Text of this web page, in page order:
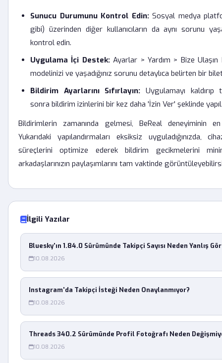
Sunucu Durumunu Kontrol Edin:Sosyal medya
gibi) üzerinden diğer kullanıcıların da aynı sorunu
kontrol edin.
Uygulama İçi Destek:Ayarlar > Yardım > Bize Ulaşın
modelinizi ve yaşadığınız sorunu detaylıca belirten bir
Bildirim Ayarlarını Sıfırlayın: Uygulamayı
sonra bildirim izinlerini bir kez daha 'İzin Ver' şeklinde
Bildirimlerin zamanında gelmesi, BeReal deneyiminin
Yukarıdaki yapılandırmaları eksiksiz uyguladığınızda,
süreçlerini optimize ederek bildirim gecikmelerini
arkadaşlarınızın paylaşımlarını tam vaktinde
İlgili Yazılar
Bluesky'ın 1.84.0 Sürümünde Takipçi Sayısı Neden Yanlış
10.08.2026
Instagram'da Takipçi İsteği Neden Onaylanmıyor?
10.08.2026
Threads 340.2 Sürümünde Profil Fotoğrafı Neden
10.08.2026